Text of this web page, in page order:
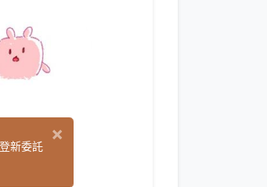
兔 (0)
×
新委託